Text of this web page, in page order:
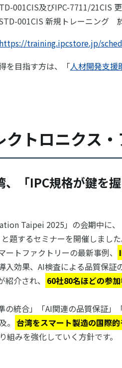
001CIS及びIPC-7711/21CIS
001CIS 新規トレーニング
https://training.ipcstore.jp/
を目指す方は、「人材開発支援
トロニクス
「IPC規格が鍵を
Taipei 2025」の会期中に、
と題するセミナーを開催しました
トファクトリーの最新事例、
入効果、AI検査による品質保証
介され、 60社80名ほどの参
の統合」「AI関連の品質保証」
。 台湾をスマート製造の国際
みを強化していく方針です。